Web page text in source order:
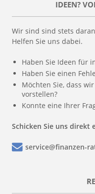
IDEEN?
Wir sind sind stets
Helfen Sie uns dabei.
Haben Sie Ideen für
Haben Sie einen
Möchten Sie, dass
vorstellen?
Konnte eine Ihrer
Schicken Sie uns direkt
service@finanzen-